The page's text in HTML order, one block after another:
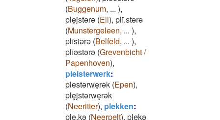
(Buggenum, ... ),
plęjstǝrǝ (Ell), plī.stǝrǝ
(Munstergeleen, ... ),
plīstǝrǝ (Belfeld, ... ),
plīǝstǝrǝ (Grevenbicht /
Papenhoven),
pleisterwerk:
plestǝrwęrǝk (Epen),
plęjstǝrwęrǝk
(Neeritter), plekken:
ple.kǝ (Neerpelt), plękǝ